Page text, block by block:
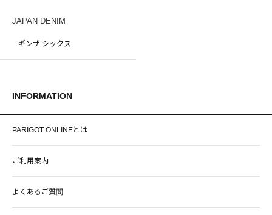
JAPAN DENIM
ギンザ シックス
INFORMATION
PARIGOT ONLINEとは
ご利用案内
よくあるご質問